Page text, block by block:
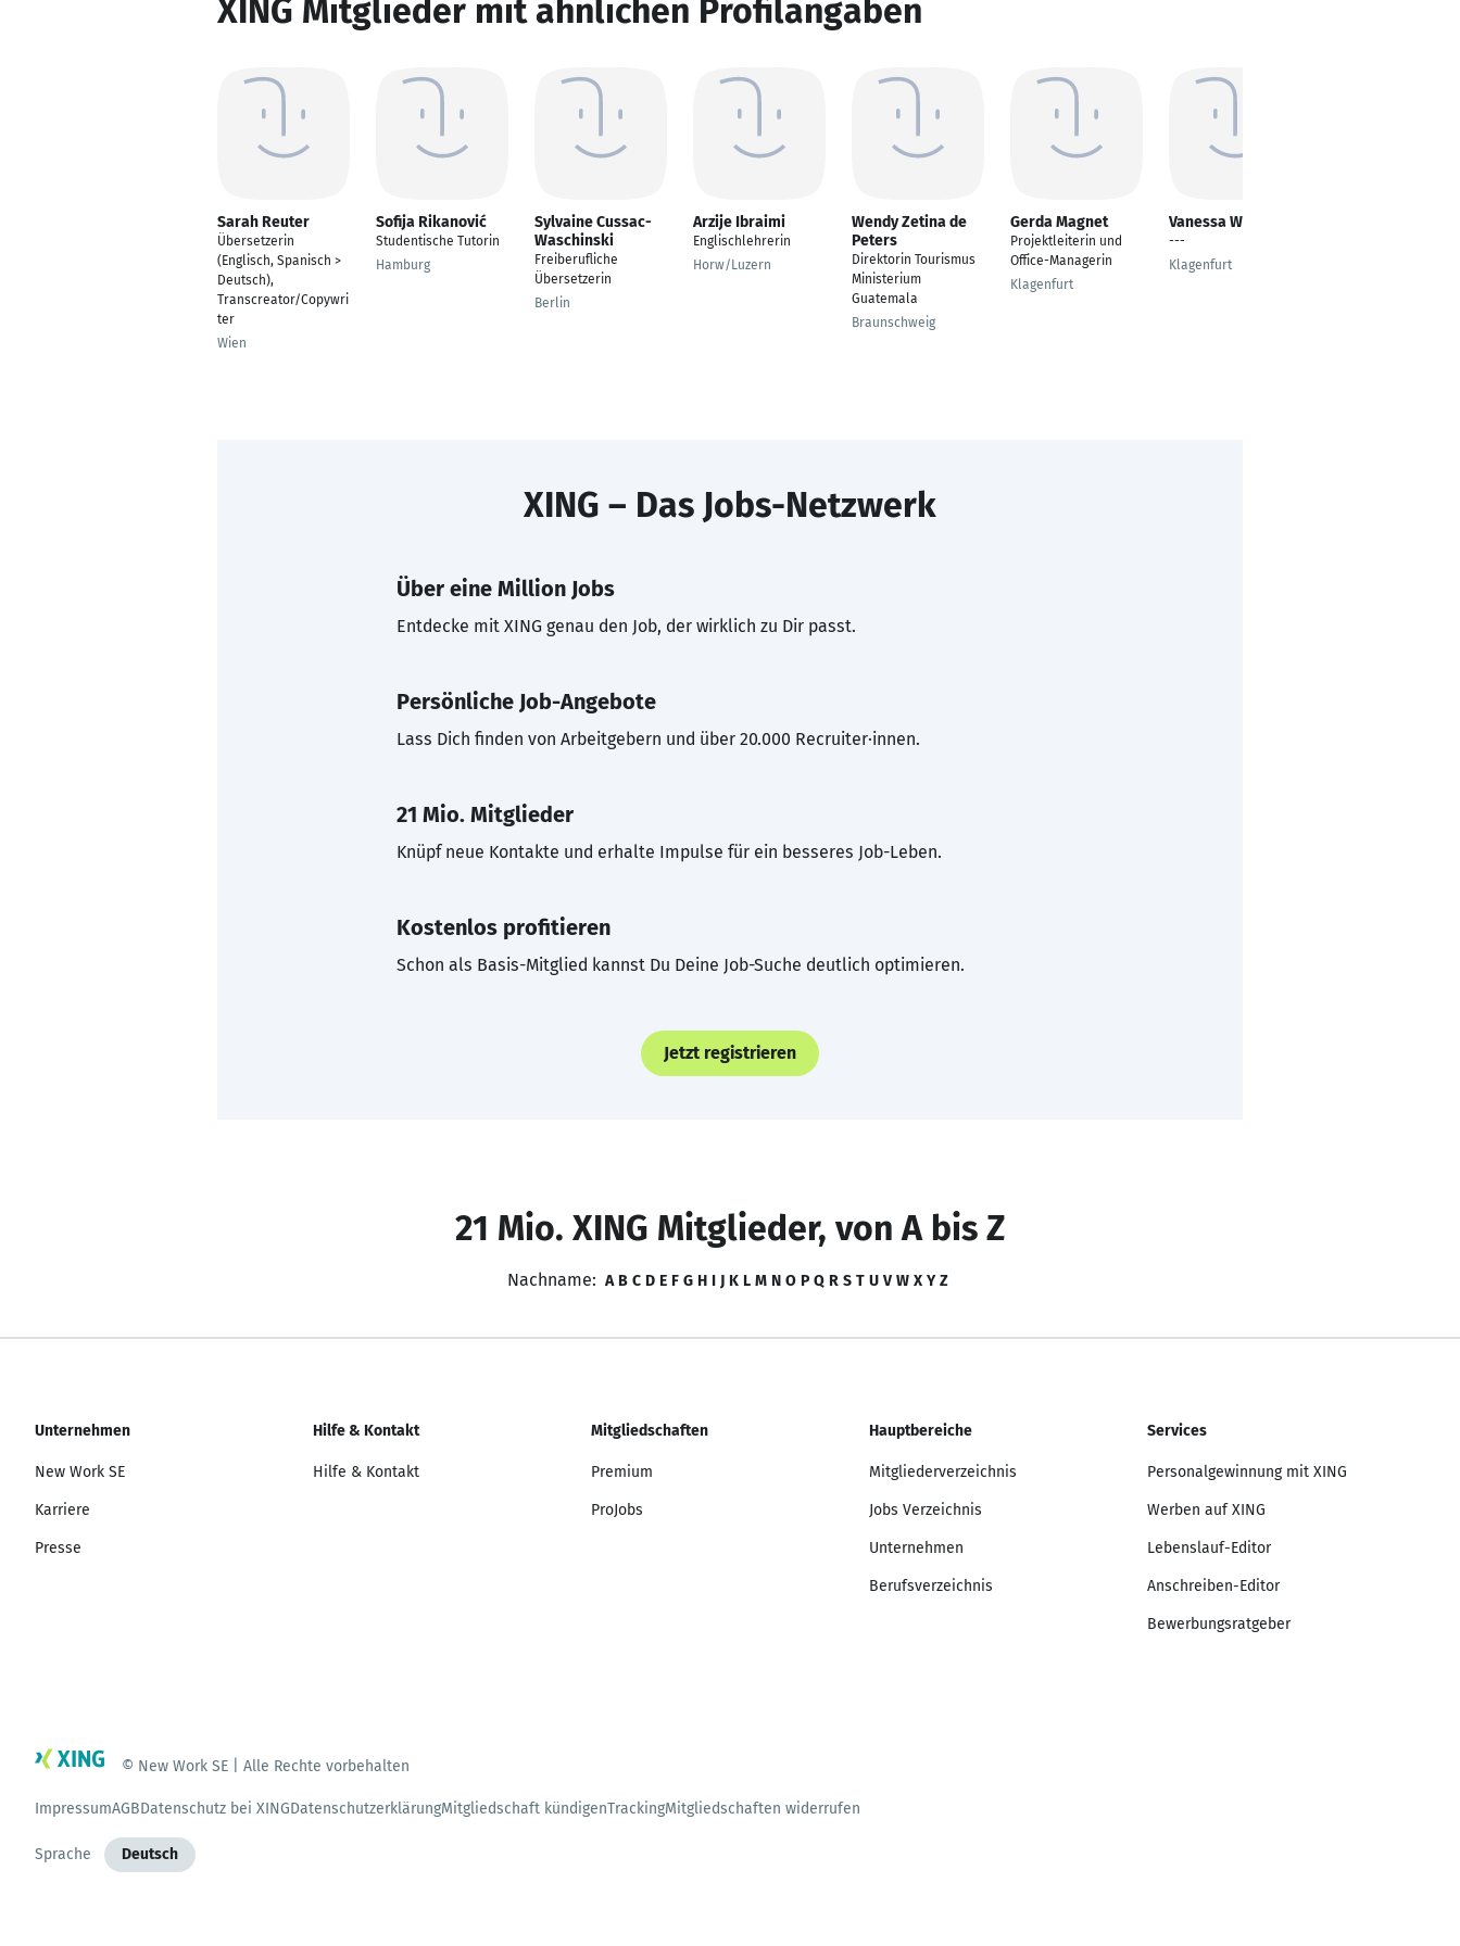
XING Mitglieder mit ähnlichen Profilangaben
Sarah Reuter
Übersetzerin
(Englisch, Spanisch >
Deutsch),
Transcreator/Copywri
ter
Wien
Sofija Rikanović
Studentische Tutorin
Hamburg
Sylvaine Cussac-
Waschinski
Freiberufliche
Übersetzerin
Berlin
Arzije Ibraimi
Englischlehrerin
Horw/Luzern
Wendy Zetina de
Peters
Direktorin Tourismus
Ministerium
Guatemala
Braunschweig
Gerda Magnet
Projektleiterin und
Office-Managerin
Klagenfurt
Vanessa Walzl
---
Klagenfurt
XING – Das Jobs-Netzwerk
Über eine Million Jobs
Entdecke mit XING genau den Job, der wirklich zu Dir passt.
Persönliche Job-Angebote
Lass Dich finden von Arbeitgebern und über 20.000 Recruiter·innen.
21 Mio. Mitglieder
Knüpf neue Kontakte und erhalte Impulse für ein besseres Job-Leben.
Kostenlos profitieren
Schon als Basis-Mitglied kannst Du Deine Job-Suche deutlich optimieren.
Jetzt registrieren
21 Mio. XING Mitglieder, von A bis Z
Nachname: A B C D E F G H I J K L M N O P Q R S T U V W X Y Z
Unternehmen
New Work SE
Karriere
Presse
Hilfe & Kontakt
Hilfe & Kontakt
Mitgliedschaften
Premium
ProJobs
Hauptbereiche
Mitgliederverzeichnis
Jobs Verzeichnis
Unternehmen
Berufsverzeichnis
Services
Personalgewinnung mit XING
Werben auf XING
Lebenslauf-Editor
Anschreiben-Editor
Bewerbungsratgeber
© New Work SE | Alle Rechte vorbehalten
ImpressumAGBDatenschutz bei XINGDatenschutzerklärungMitgliedschaft kündigenTrackingMitgliedschaften widerrufen
Sprache Deutsch